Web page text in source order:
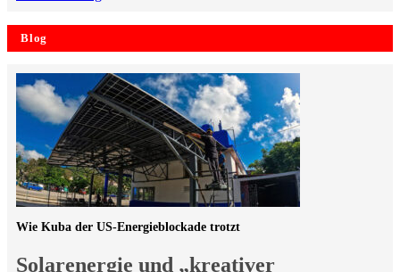
Blog
Solarenergie und „kreativer
Wie Kuba der US-Energieblockade trotzt